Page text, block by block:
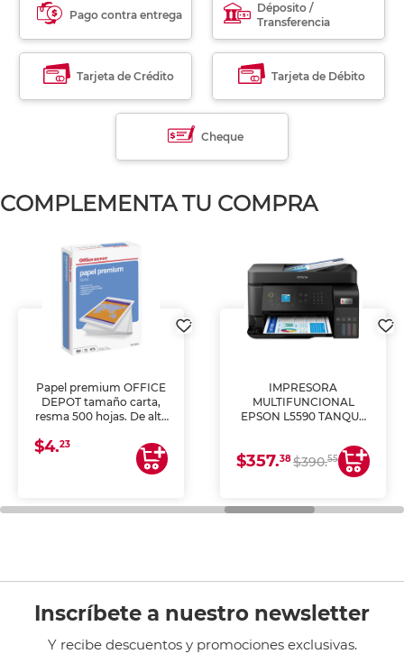
Pago contra entrega
Déposito /
Transferencia
Tarjeta de Crédito Tarjeta de Débito
Cheque
COMPLEMENTA TU COMPRA
Papel premium OFFICE
DEPOT tamaño carta,
resma 500 hojas. De alta
uniforme, ideal para
impresoras de inyección
de tinta y láser,
general de oficina.
$4.23
IMPRESORA
MULTIFUNCIONAL
EPSON L5590 TANQUE
COPIA Y ESCANEA)
$357.38$390.55
Inscríbete a nuestro newsletter
Y recibe descuentos y promociones exclusivas.